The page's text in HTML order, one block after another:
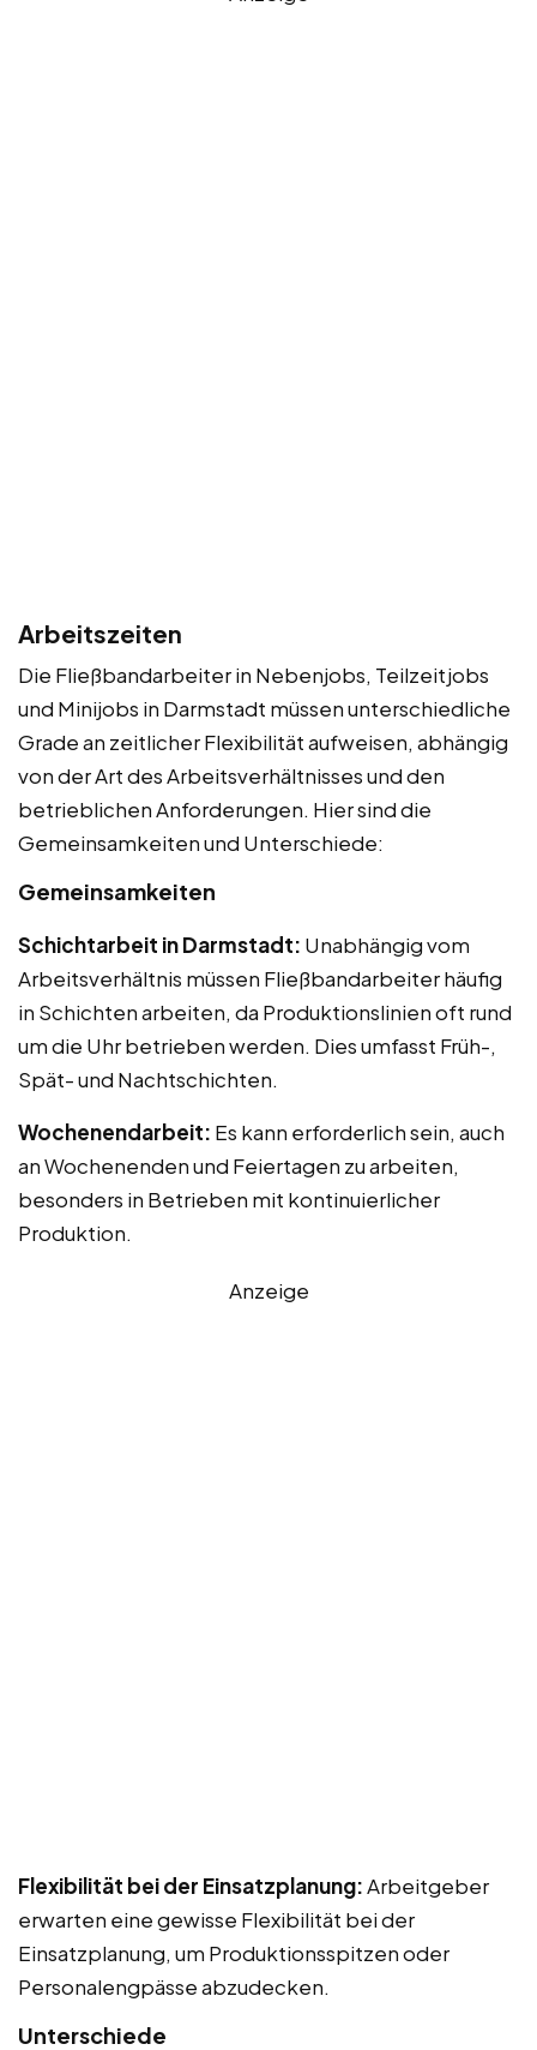
Arbeitszeiten
Die Fließbandarbeiter in Nebenjobs, Teilzeitjobs
und Minijobs in Darmstadt müssen unterschiedliche
Grade an zeitlicher Flexibilität aufweisen, abhängig
von der Art des Arbeitsverhältnisses und den
betrieblichen Anforderungen. Hier sind die
Gemeinsamkeiten und Unterschiede:
Gemeinsamkeiten
Schichtarbeit in Darmstadt: Unabhängig vom
Arbeitsverhältnis müssen Fließbandarbeiter häufig
in Schichten arbeiten, da Produktionslinien oft rund
um die Uhr betrieben werden. Dies umfasst Früh-,
Spät- und Nachtschichten.
Wochenendarbeit: Es kann erforderlich sein, auch
an Wochenenden und Feiertagen zu arbeiten,
besonders in Betrieben mit kontinuierlicher
Produktion.
Anzeige
Flexibilität bei der Einsatzplanung:Arbeitgeber
erwarten eine gewisse Flexibilität bei der
Einsatzplanung, um Produktionsspitzen oder
Personalengpässe abzudecken.
Unterschiede